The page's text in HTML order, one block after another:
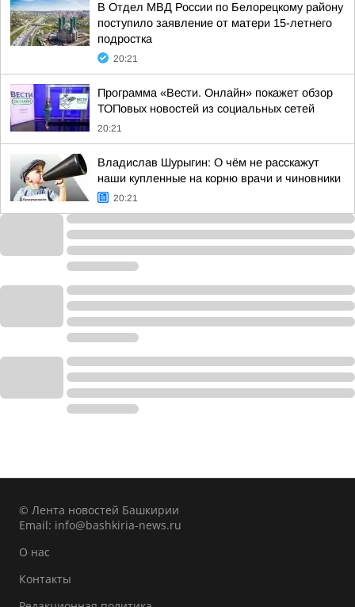
В Отдел МВД России по Белорецкому району
поступило заявление от матери 15-летнего
подростка
20:21
Программа «Вести. Онлайн» покажет обзор
ТОПовых новостей из социальных сетей
20:21
Владислав Шурыгин: О чём не расскажут
наши купленные на корню врачи и чиновники
20:21
© Лента новостей Башкирии
Email: info@bashkiria-news.ru
О нас
Контакты